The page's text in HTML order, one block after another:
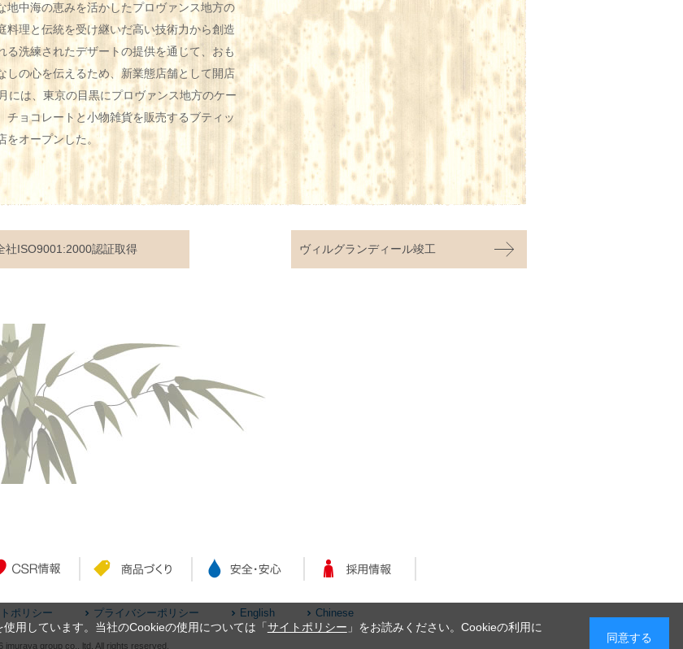
用しています。当社のCookieの使用については「 サイトポリシー 」をお読みください。Cookieの利用に
同意する
地中海の恵みを活かしたプロヴァンス地方の
料理と伝統を受け継いだ高い技術力から創造
る洗練されたデザートの提供を通じて、おも
しの心を伝えるため、新業態店舗として開店
には、東京の目黒にプロヴァンス地方のケー
チョコレートと小物雑貨を販売するブティッ
をオープンした。
社ISO9001:2000認証取得 ヴィルグランディール竣工
ポリシー プライバシーポリシー English Chinese
imuraya group co., ltd. All rights reserved.